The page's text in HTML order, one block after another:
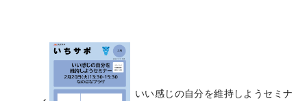
いい感じの自分を維持しようセミナ